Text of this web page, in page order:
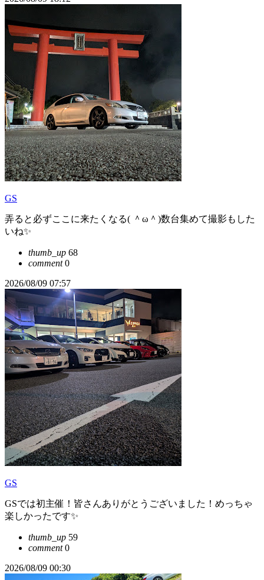
GS
弄ると必ずここに来たくなる( ＾ω＾)数台集めて撮影もした
いね✨
thumb_up 68
comment0
2026/08/09 07:57
GS
GSでは初主催！皆さんありがとうございました！めっちゃ
楽しかったです✨
thumb_up 59
comment0
2026/08/09 00:30